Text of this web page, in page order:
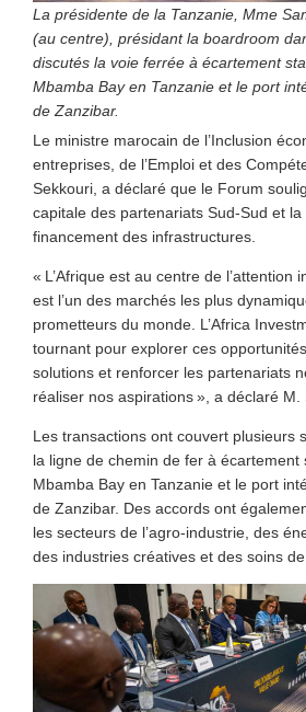
La présidente de la Tanzanie, Mme
(au centre), présidant la boardroom
discutés la voie ferrée à écartement
Mbamba Bay en Tanzanie et le port
de Zanzibar.
Le ministre marocain de l’Inclusion
entreprises, de l’Emploi et des
Sekkouri, a déclaré que le Forum
capitale des partenariats Sud-Sud et
financement des infrastructures.
« L’Afrique est au centre de l’attention
est l’un des marchés les plus
prometteurs du monde. L’Africa
tournant pour explorer ces
solutions et renforcer les partenariats
réaliser nos aspirations », a déclaré M.
Les transactions ont couvert plusieurs
la ligne de chemin de fer à écartement
Mbamba Bay en Tanzanie et le port
de Zanzibar. Des accords ont
les secteurs de l’agro-industrie, des
des industries créatives et des soins